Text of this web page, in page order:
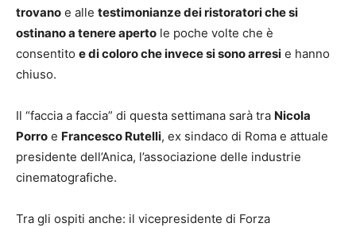
trovano e alle testimonianze dei ristoratori che si
ostinano a tenere aperto le poche volte che è
consentito e di coloro che invece si sono arresi e hanno
chiuso.
Il “faccia a faccia” di questa settimana sarà tra Nicola
Porro e Francesco Rutelli, ex sindaco di Roma e attuale
presidente dell’Anica, l’associazione delle industrie
cinematografiche.
Tra gli ospiti anche: il vicepresidente di Forza